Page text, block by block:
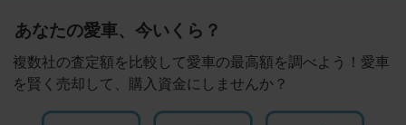
あなたの愛車、今いくら？
複数社の査定額を比較して愛車の最高額を調べよう！愛車
を賢く売却して、購入資金にしませんか？